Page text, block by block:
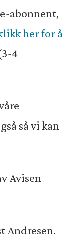
abonnent,
her for å
4
så vi kan
Avisen
Andresen.